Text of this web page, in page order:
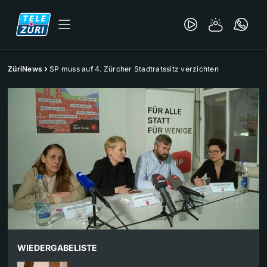
ZüriNews SP muss auf 4. Zürcher Stadtratssitz verzichten
WIEDERGABELISTE